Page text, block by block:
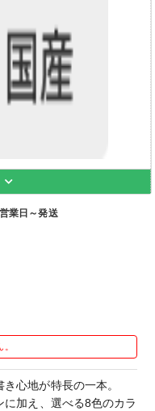
業日～発送
心地が特長の一本。
加え、選べる8色のカラ